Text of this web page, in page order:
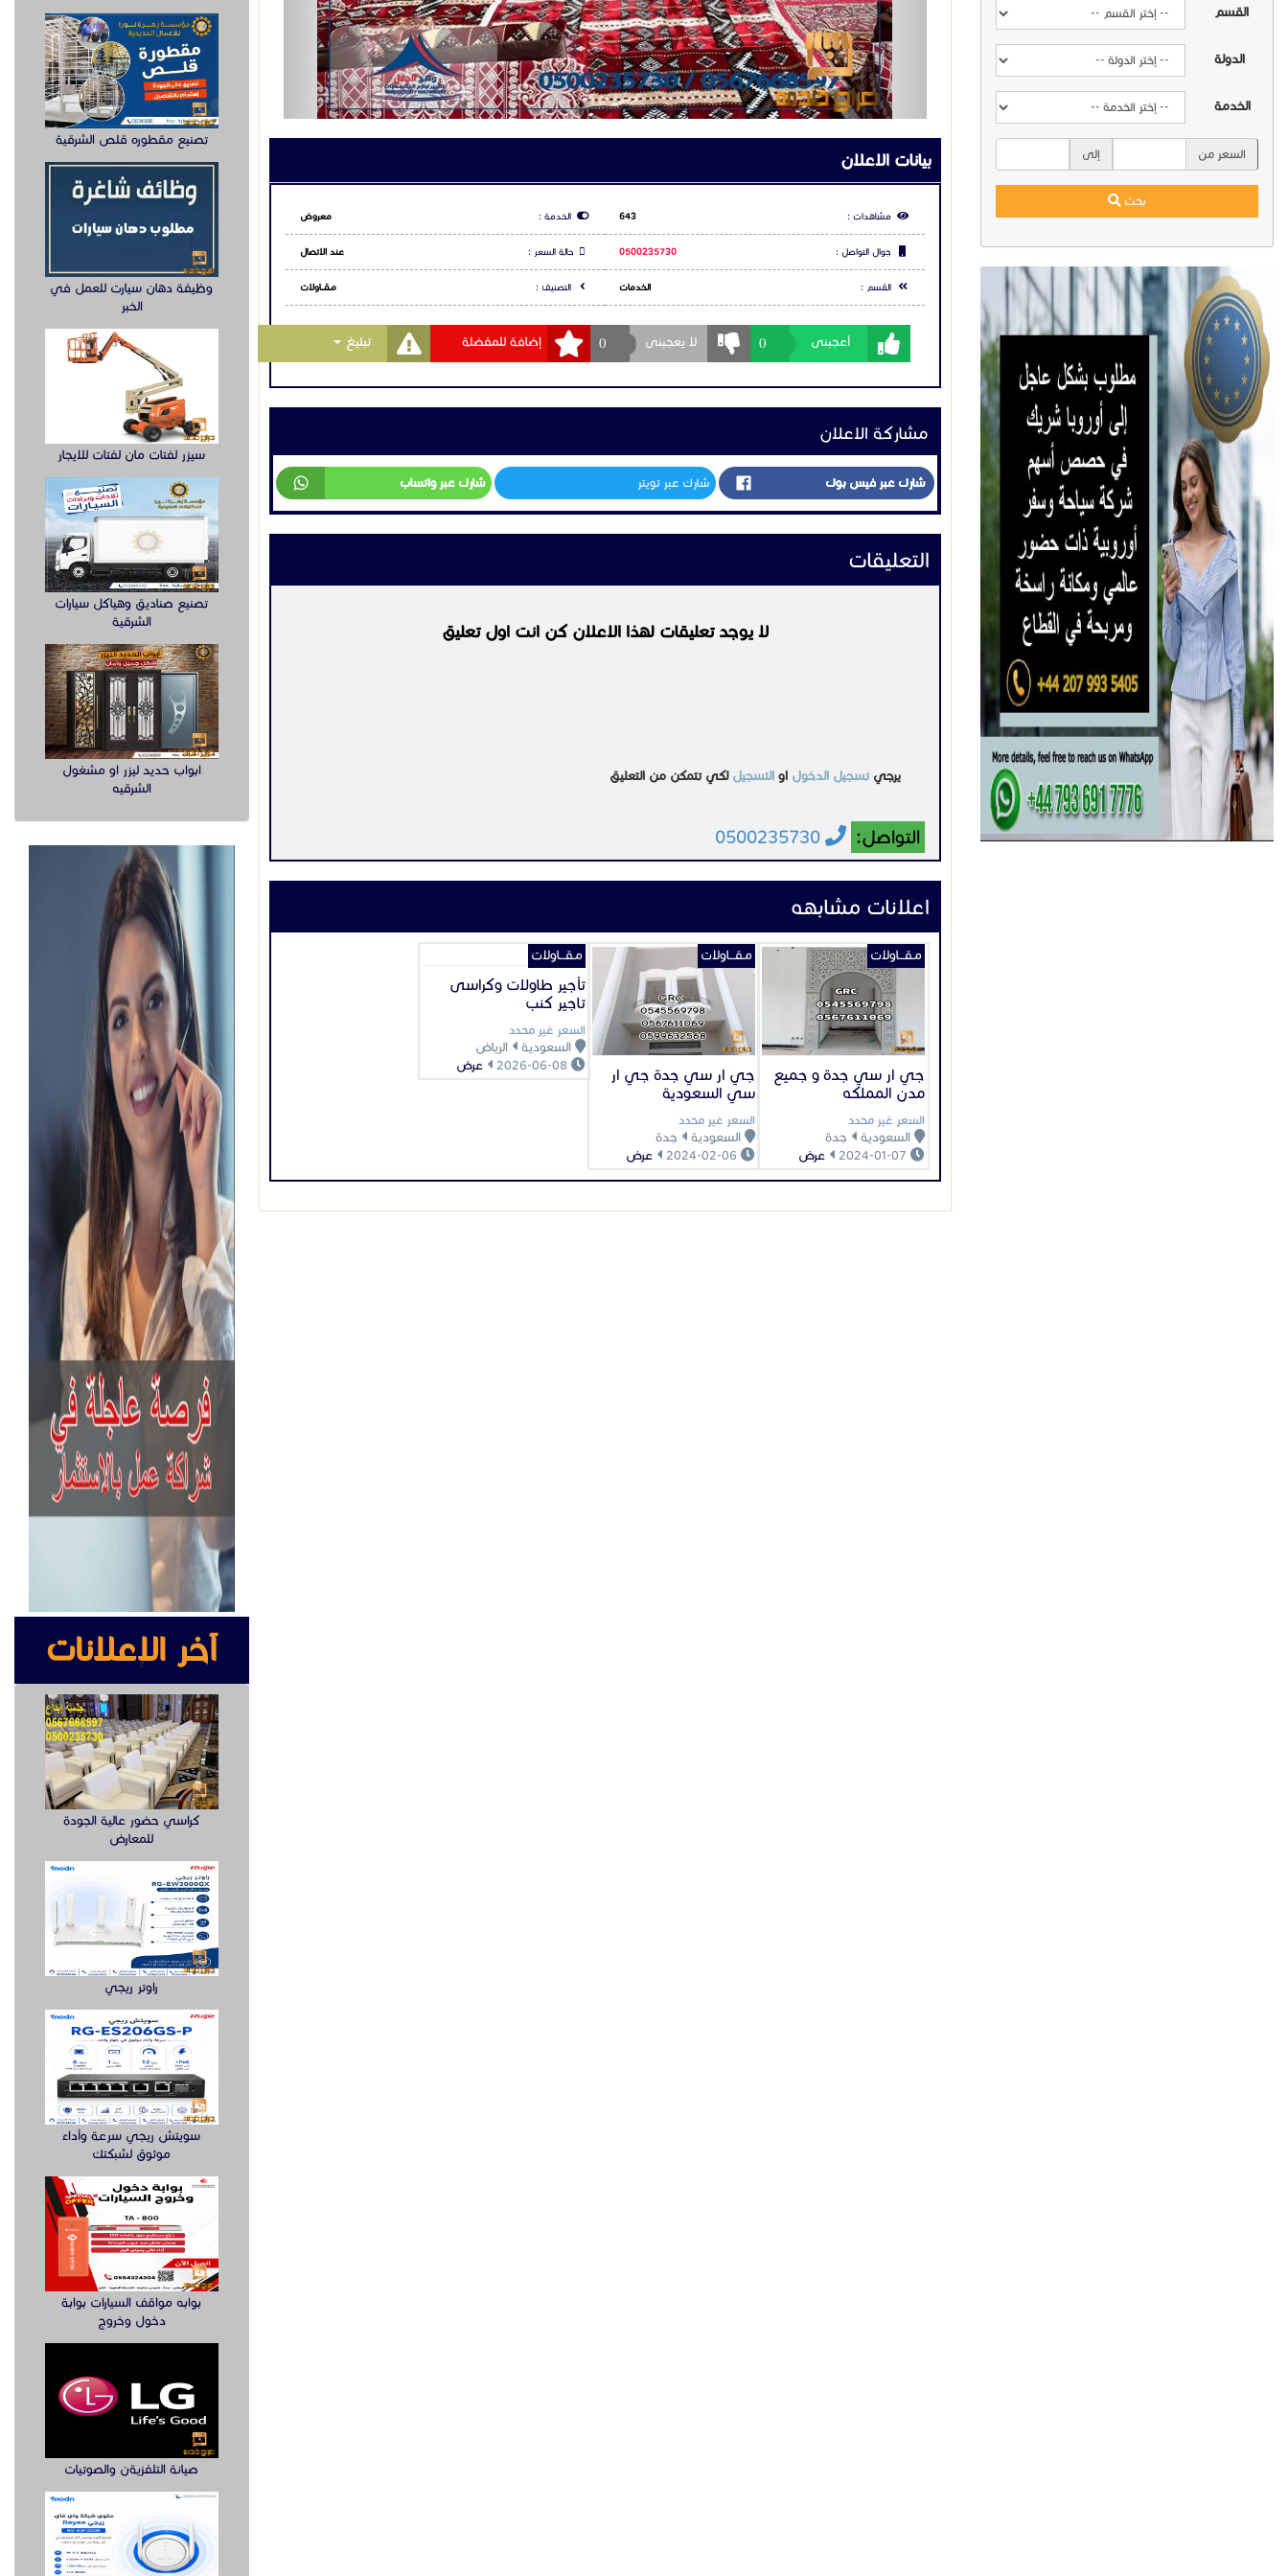
القسم
الدولة
الخدمة
السعر من إلى
بحث
للتواصل معنا عل االرقام التالية:
0500235730
0567668597
https://wahjalhfl.com/
بيانات الاعلان
مشاهدات : 643 الخدمة : معروض
جوال التواصل : 0500235730 حالة السعر : عند الاتصال
القسم : الخدمات التصنيف : مـقـــاولات
أعجبنى 0 لا يعجبنى 0 إضافة للمفضلة تبليغ Toggle Dropdown
مشاركة الاعلان
شارك عبر فيس بوك شارك عبر تويتر شارك عبر واتساب
التعليقات
لا يوجد تعليقات لهذا الاعلان كن انت اول تعليق
يرجيتسجيل الدخول او التسجيل لكي تتمكن من التعليق
التواصل: 0500235730
اعلانات مشابهه
جي ار سي جدة و جميع
مدن المملكه
السعر غير محدد
السعودية
جدة
عرض
مـقـــاولات
جي ار سي جدة جي ار
سي السعودية
السعر غير محدد
السعودية
جدة
2024-02-06
عرض
مـقـــاولات
تأجير طاولات وكراسى
تاجير كنب
السعر غير محدد
السعودية
الرياض
2026-06-08
عرض
مـقـــاولات
تصنيع مقطوره قلص الشرقية
وظيفة دهان سيارت للعمل في
الخبر
سيزر لفتات مان لفتات للايجار
تصنيع صناديق وهياكل سيارات
الشرقية
ابواب حديد ليزر او مشغول
الشرقيه
آخر الإعلانات
كراسي حضور عالية الجودة
للمعارض
راوتر ريجي
سويتش ريجي سرعة وأداء
موثوق لشبكتك
بوابه مواقف السيارات بوابة
دخول وخروج
صيانة التلفزيةن والصوتيات